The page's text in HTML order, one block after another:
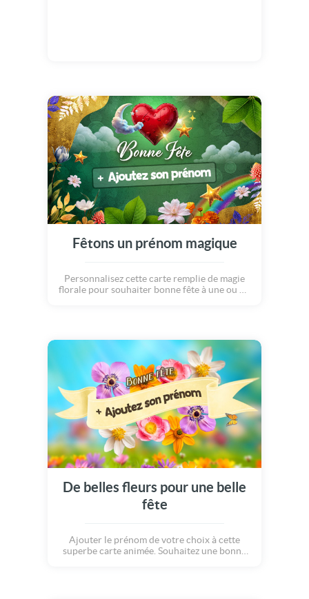
Fêtons un prénom magique
Personnalisez cette carte remplie de magie
florale pour souhaiter bonne fête à une ou un
De belles fleurs pour une belle
fête
Ajouter le prénom de votre choix à cette
superbe carte animée. Souhaitez une bonne